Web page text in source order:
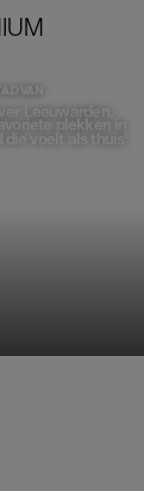
VAN
Leeuwarden,
plekken in
die voelt als thuis'